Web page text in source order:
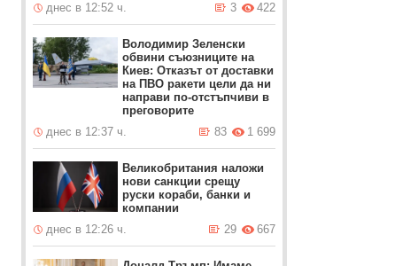
днес в 12:52 ч.
422
3
Володимир Зеленски
обвини съюзниците на
Киев: Отказът от доставки
на ПВО ракети цели да ни
направи по-отстъпчиви в
преговорите
днес в 12:37 ч.
1 699
83
Великобритания наложи
нови санкции срещу
руски кораби, банки и
компании
днес в 12:26 ч.
667
29